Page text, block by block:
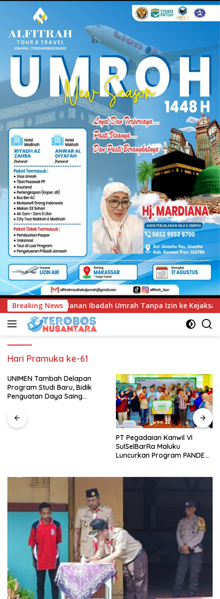
Breaking News
Umrah Tanpa Izin ke Kejaksaan UNIMEN Tambah
Hari Pramuka ke-61
UNIMEN Tambah Delapan
Program Studi Baru, Bidik
Penguatan Daya Saing
PT Pegadaian Kanwil VI
SulSelBarRa Maluku
Luncurkan Program PANDE